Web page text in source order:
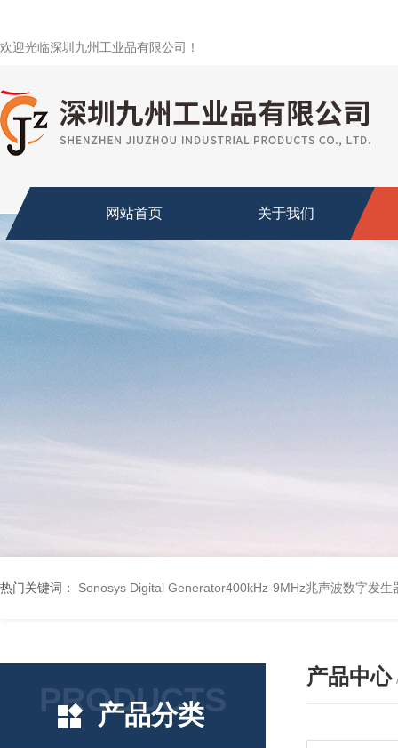
欢迎光临深圳九州工业品有限公司！
网站首页 关于我们
热门关键词： Sonosys Digital Generator400kHz-9MHz兆声波数字发生
PRODUCTS
产品分类
产品中心